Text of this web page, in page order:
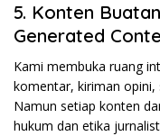
5. Konten
Generated
Kami membuka ruang
komentar, kiriman opini,
Namun setiap konten
hukum dan etika